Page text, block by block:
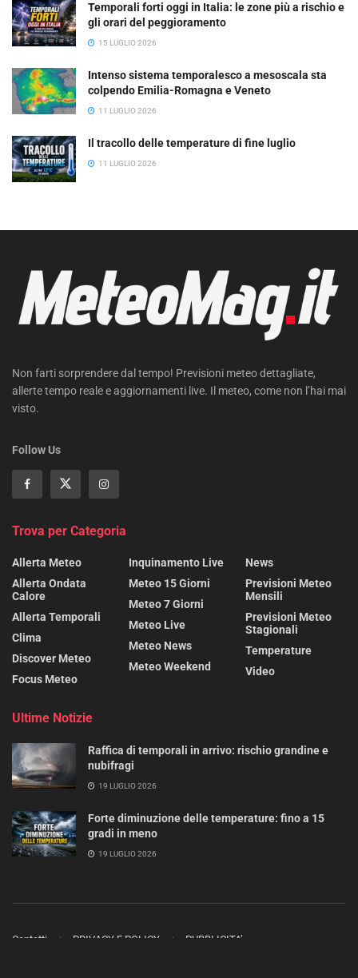
Temporali forti oggi in Italia: le zone più a rischio e
gli orari del peggioramento
15 LUGLIO 2026
Intenso sistema temporalesco a mesoscala sta
colpendo Emilia-Romagna e Veneto
11 LUGLIO 2026
Il tracollo delle temperature di fine luglio
11 LUGLIO 2026
Non farti sorprendere dal tempo! Previsioni meteo dettagliate,
allerte tempo reale e aggiornamenti live. Il meteo, come non l’hai mai
visto.
Follow Us
Trova per Categoria
Allerta Meteo
Allerta Ondata
Calore
Allerta Temporali
Clima
Discover Meteo
Focus Meteo
Inquinamento Live
Meteo 15 Giorni
Meteo 7 Giorni
Meteo Live
Meteo News
Meteo Weekend
News
Previsioni Meteo
Mensili
Previsioni Meteo
Stagionali
Temperature
Video
Ultime Notizie
Raffica di temporali in arrivo: rischio grandine e
nubifragi
19 LUGLIO 2026
Forte diminuzione delle temperature: fino a 15
gradi in meno
19 LUGLIO 2026
Contatti PRIVACY E POLICY PUBBLICITA’